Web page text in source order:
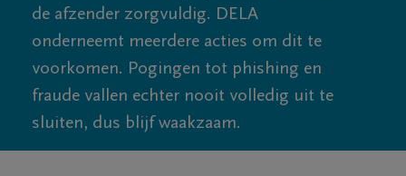
de afzender zorgvuldig. DELA
onderneemt meerdere acties om dit te
voorkomen. Pogingen tot phishing en
fraude vallen echter nooit volledig uit te
sluiten, dus blijf waakzaam.